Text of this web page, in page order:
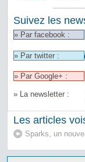
Suivez les
» Par facebook :
» Par twitter :
» Par Google+ :
» La newsletter :
Les articles
Sparks, un